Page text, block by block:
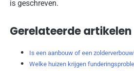
is geschreven.
Gerelateerde artikelen
Is een aanbouw of een
Welke huizen krijgen